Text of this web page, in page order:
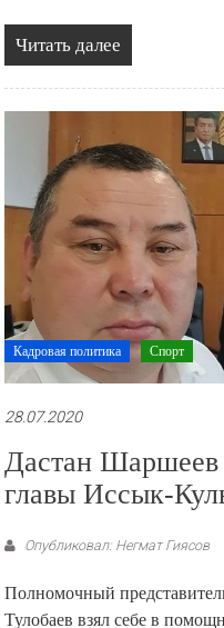
Читать далее
Кадровая политика Спорт
28.07.2020
Дастан
главы Иссык-
Опубликовал: Негмат Гиясов
Полномочный
Тулобаев взял себе в